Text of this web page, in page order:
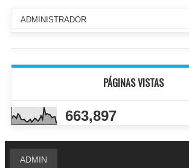
ADMINISTRADOR
PÁGINAS VISTAS
663,897
ADMIN